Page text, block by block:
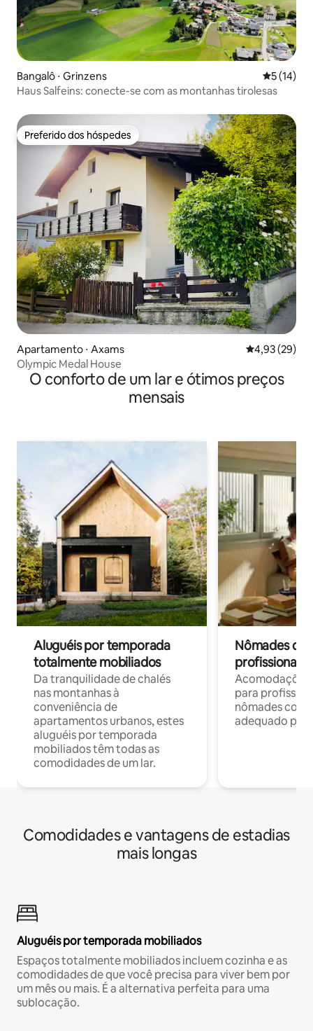
Bangalô ⋅ Grinzens 5 de uma
5 (14)
Haus Salfeins: conecte-se com as montanhas tirolesas
Preferido dos hóspedes
Preferido dos hóspedes
Apartamento ⋅ Axams 4,93 de uma
4,93 (29)
Olympic Medal House
O conforto de um lar e ótimos preços
mensais
Aluguéis por temporada
totalmente mobiliados
Da tranquilidade de chalés
nas montanhas à
conveniência de
apartamentos urbanos, estes
aluguéis por temporada
mobiliados têm todas as
comodidades de um lar.
Nômades
profissionais
para
nômades com
adequado
Comodidades e vantagens de estadias
mais longas
Aluguéis por temporada mobiliados
Espaços totalmente mobiliados incluem cozinha e as
comodidades de que você precisa para viver bem por
um mês ou mais. É a alternativa perfeita para uma
sublocação.